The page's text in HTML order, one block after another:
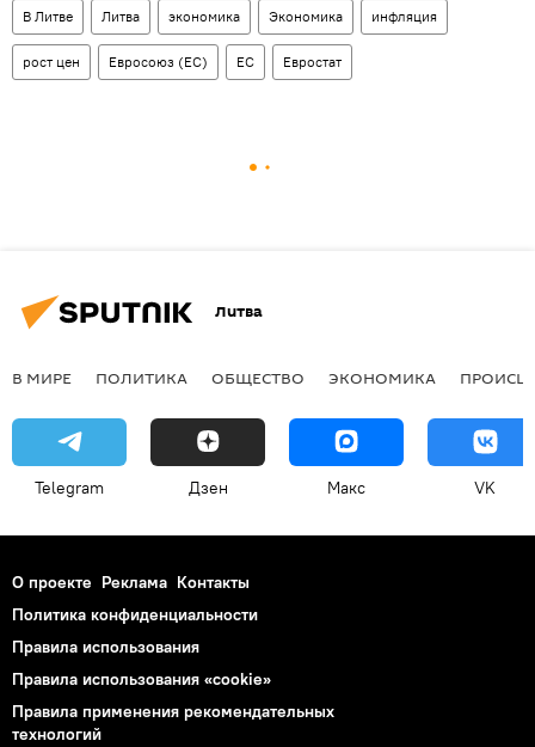
В Литве Литва экономика Экономика инфляция
рост цен Евросоюз (ЕС) ЕС Евростат
Литва
В МИРЕ ПОЛИТИКА ОБЩЕСТВО ЭКОНОМИКА
Telegram Дзен Макс VK
О проекте Реклама Контакты
Политика конфиденциальности
Правила использования
Правила использования «cookie»
Правила применения рекомендательных
технологий